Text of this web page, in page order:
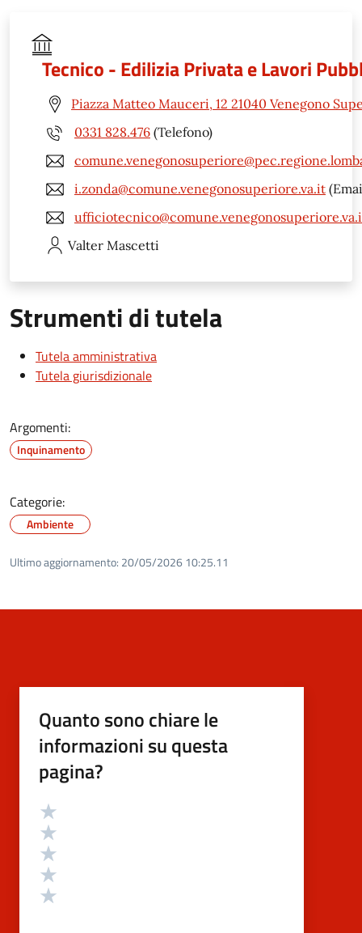
Tecnico - Edilizia Privata e Lavori
Piazza Matteo Mauceri, 12 21040 Venegono
0331 828.476 (Telefono)
i.zonda@comune.venegonosuperiore.va.it
Valter Mascetti
Strumenti di tutela
Tutela amministrativa
Tutela giurisdizionale
Argomenti:
Inquinamento
Categorie:
Ambiente
Ultimo aggiornamento: 20/05/2026 10:25.11
Quanto sono chiare le
informazioni su questa
pagina?
Valutazione